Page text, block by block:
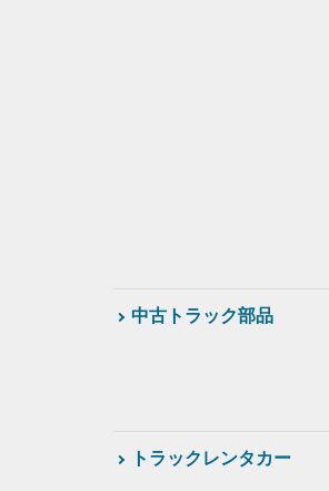
中古トラック部品
トラックレンタカー